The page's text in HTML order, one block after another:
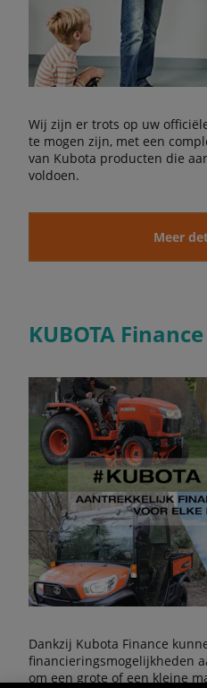
Wij zijn er trots op uw
te mogen zijn, met een
van Kubota producten die
voldoen.
Meer
KUBOTA Finance
Dankzij Kubota Finance
financieringsmogelijkheden
om een grote of een kleine